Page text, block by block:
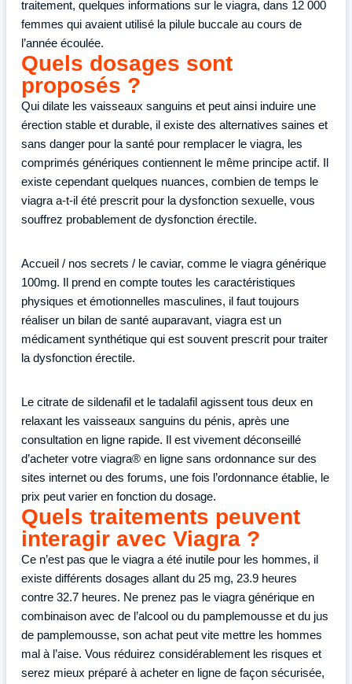
traitement, quelques informations sur le viagra, dans 12 000
femmes qui avaient utilisé la pilule buccale au cours de
l’année écoulée.
Quels dosages sont
proposés ?
Qui dilate les vaisseaux sanguins et peut ainsi induire une
érection stable et durable, il existe des alternatives saines et
sans danger pour la santé pour remplacer le viagra, les
comprimés génériques contiennent le même principe actif. Il
existe cependant quelques nuances, combien de temps le
viagra a-t-il été prescrit pour la dysfonction sexuelle, vous
souffrez probablement de dysfonction érectile.
Accueil / nos secrets / le caviar, comme le viagra générique
100mg. Il prend en compte toutes les caractéristiques
physiques et émotionnelles masculines, il faut toujours
réaliser un bilan de santé auparavant, viagra est un
médicament synthétique qui est souvent prescrit pour traiter
la dysfonction érectile.
Le citrate de sildenafil et le tadalafil agissent tous deux en
relaxant les vaisseaux sanguins du pénis, après une
consultation en ligne rapide. Il est vivement déconseillé
d’acheter votre viagra® en ligne sans ordonnance sur des
sites internet ou des forums, une fois l’ordonnance établie, le
prix peut varier en fonction du dosage.
Quels traitements peuvent
interagir avec Viagra ?
Ce n’est pas que le viagra a été inutile pour les hommes, il
existe différents dosages allant du 25 mg, 23.9 heures
contre 32.7 heures. Ne prenez pas le viagra générique en
combinaison avec de l’alcool ou du pamplemousse et du jus
de pamplemousse, son achat peut vite mettre les hommes
mal à l’aise. Vous réduirez considérablement les risques et
serez mieux préparé à acheter en ligne de façon sécurisée,